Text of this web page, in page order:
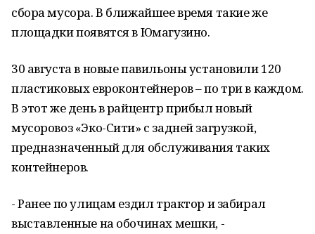
сбора мусора. В ближайшее время такие же
площадки появятся в Юмагузино.
30 августа в новые павильоны установили 120
пластиковых евроконтейнеров – по три в каждом.
В этот же день в райцентр прибыл новый
мусоровоз «Эко-Сити» с задней загрузкой,
предназначенный для обслуживания таких
контейнеров.
- Ранее по улицам ездил трактор и забирал
выставленные на обочинах мешки, -